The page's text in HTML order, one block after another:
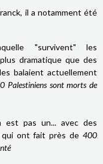
il a notamment été
"survivent" les
dramatique que des
balaient actuellement
Palestiniens sont morts de
est pas un... avec des
qui ont fait près de 400